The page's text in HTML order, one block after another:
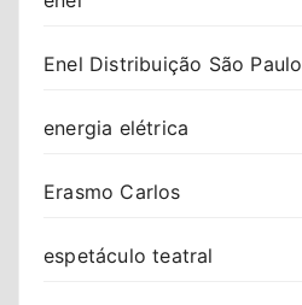
Enel Distribuição São Paulo
energia elétrica
Erasmo Carlos
espetáculo teatral